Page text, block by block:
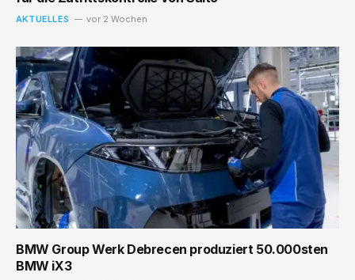
AKTUELLES vor 2 Wochen
BMW Group Werk Debrecen produziert 50.000sten
BMW iX3